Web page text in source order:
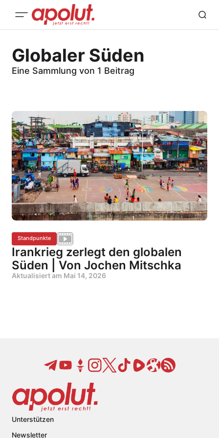
Globaler Süden
Eine Sammlung von 1 Beitrag
Standpunkte
Irankrieg zerlegt den globalen
Süden | Von Jochen Mitschka
Aktualisiert am Mai 14, 2026
Unterstützen
Newsletter